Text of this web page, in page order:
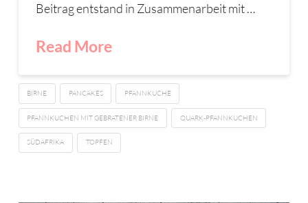
Beitrag entstand in Zusammenarbeit mit …
Read More
BIRNE PANCAKES PFANNKUCHE
PFANNKUCHEN MIT GEBRATENER BIRNE QUARK-PFANNKUCHEN
SÜDAFRIKA TOPFEN